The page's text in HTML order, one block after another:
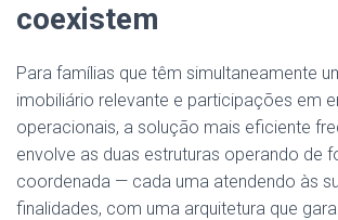
coexistem
Para famílias que têm simultaneamente
imobiliário relevante e participações em
operacionais, a solução mais eficiente
envolve as duas estruturas operando de
coordenada — cada uma atendendo às
finalidades, com uma arquitetura que